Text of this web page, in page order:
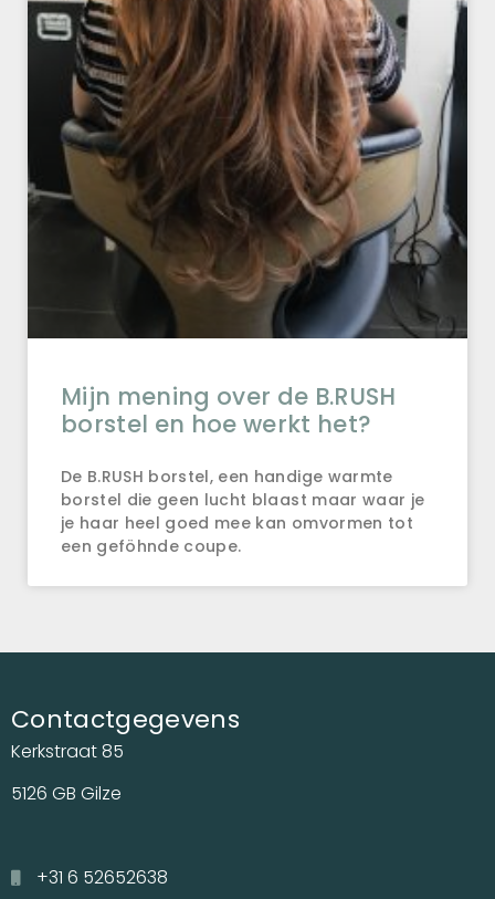
Mijn mening over de B.RUSH
borstel en hoe werkt het?
De B.RUSH borstel, een handige warmte
borstel die geen lucht blaast maar waar je
je haar heel goed mee kan omvormen tot
een geföhnde coupe.
Contactgegevens
Kerkstraat 85
5126 GB Gilze
+31 6 52652638